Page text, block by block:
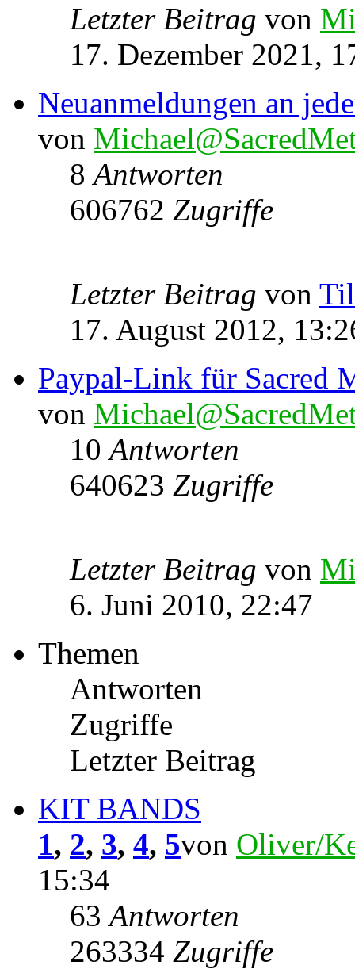
Letzter Beitrag von
17. Dezember 2021,
Neuanmeldungen an
von
8Antworten
606762 Zugriffe
Letzter Beitrag von
17. August 2012,
Paypal-Link für Sacred
von
10Antworten
640623 Zugriffe
Letzter Beitrag von
6. Juni 2010, 22:47
Themen
Antworten
Zugriffe
Letzter Beitrag
KIT BANDS
1, 2, 3, 4, 5von Oliver/
15:34
63Antworten
263334 Zugriffe